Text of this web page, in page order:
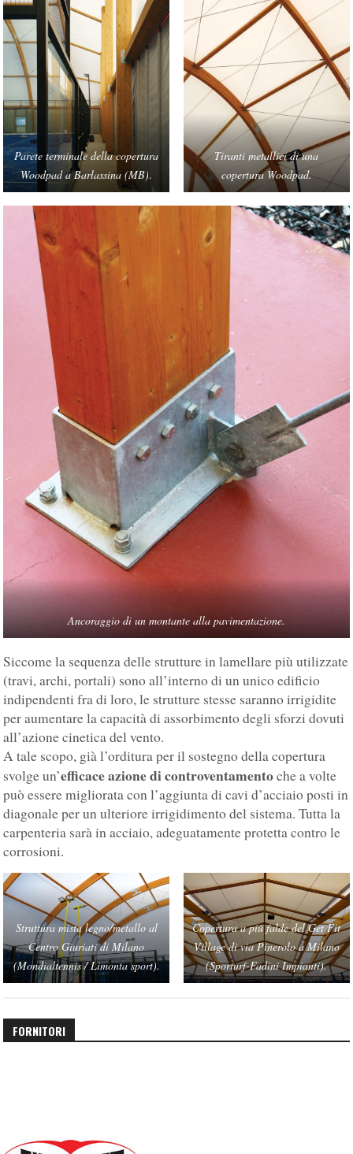
Parete terminale della copertura
Woodpad a Barlassina (MB).
Tiranti metallici di una
copertura Woodpad.
Ancoraggio di un montante alla pavimentazione.
Siccome la sequenza delle strutture in lamellare più utilizzate
(travi, archi, portali) sono all’interno di un unico edificio
indipendenti fra di loro, le strutture stesse saranno irrigidite
per aumentare la capacità di assorbimento degli sforzi dovuti
all’azione cinetica del vento.
A tale scopo, già l’orditura per il sostegno della copertura
svolge un’efficace azione di controventamentoche a volte
può essere migliorata con l’aggiunta di cavi d’acciaio posti in
diagonale per un ulteriore irrigidimento del sistema. Tutta la
carpenteria sarà in acciaio, adeguatamente protetta contro le
corrosioni.
Struttura mista legno/metallo al
Centro Giuriati di Milano
(Mondialtennis / Limonta sport).
Copertura a più falde del Get Fit
Village di via Pinerolo a Milano
(Sporturf-Fadini Impianti).
FORNITORI